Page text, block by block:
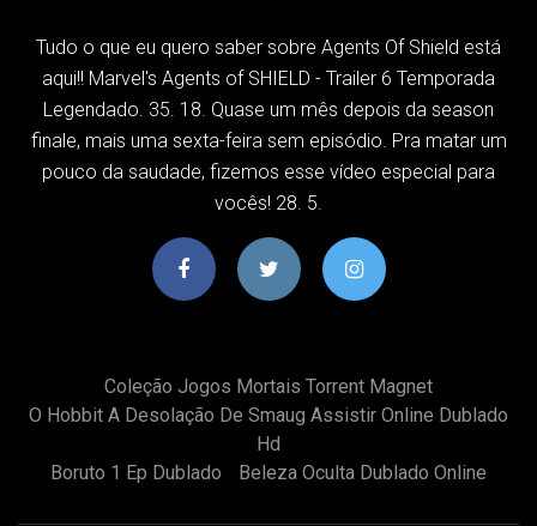
Tudo o que eu quero saber sobre Agents Of Shield está
aqui!! Marvel's Agents of SHIELD - Trailer 6 Temporada
Legendado. 35. 18. Quase um mês depois da season
finale, mais uma sexta-feira sem episódio. Pra matar um
pouco da saudade, fizemos esse vídeo especial para
vocês! 28. 5.
Coleção Jogos Mortais Torrent Magnet
O Hobbit A Desolação De Smaug Assistir Online Dublado
Hd
Boruto 1 Ep Dublado
Beleza Oculta Dublado Online